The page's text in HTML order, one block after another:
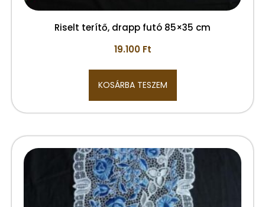
Riselt terítő, drapp futó 85×35 cm
19.100 Ft
KOSÁRBA TESZEM